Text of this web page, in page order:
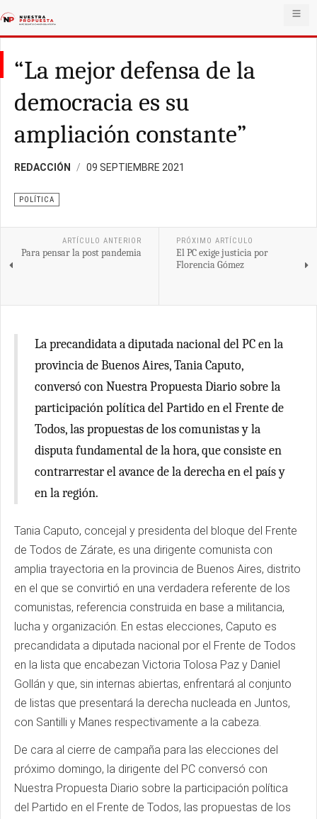
“La mejor defensa de la
democracia es su
ampliación constante”
REDACCIÓN 09 SEPTIEMBRE 2021
POLÍTICA
ARTÍCULO ANTERIOR
Para pensar la post pandemia
PRÓXIMO ARTÍCULO
El PC exige justicia por
Florencia Gómez
La precandidata a diputada nacional del PC en la
provincia de Buenos Aires, Tania Caputo,
conversó con Nuestra Propuesta Diario sobre la
participación política del Partido en el Frente de
Todos, las propuestas de los comunistas y la
disputa fundamental de la hora, que consiste en
contrarrestar el avance de la derecha en el país y
en la región.
Tania Caputo, concejal y presidenta del bloque del Frente
de Todos de Zárate, es una dirigente comunista con
amplia trayectoria en la provincia de Buenos Aires, distrito
en el que se convirtió en una verdadera referente de los
comunistas, referencia construida en base a militancia,
lucha y organización. En estas elecciones, Caputo es
precandidata a diputada nacional por el Frente de Todos
en la lista que encabezan Victoria Tolosa Paz y Daniel
Gollán y que, sin internas abiertas, enfrentará al conjunto
de listas que presentará la derecha nucleada en Juntos,
con Santilli y Manes respectivamente a la cabeza.
De cara al cierre de campaña para las elecciones del
próximo domingo, la dirigente del PC conversó con
Nuestra Propuesta Diario sobre la participación política
del Partido en el Frente de Todos, las propuestas de los